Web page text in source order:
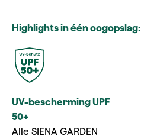
Highlights in één oogopslag:
UV-bescherming UPF
50+
Alle SIENA GARDEN